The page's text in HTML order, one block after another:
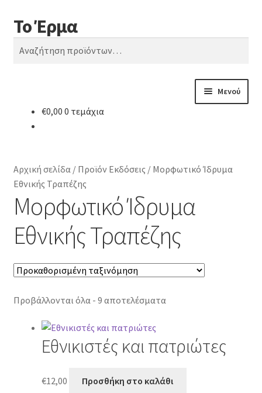
Απευθείας
μετάβαση
στην
Μετάβαση
σε
περιεχόμενο
Το Έρμα
Αναζήτηση
Αναζήτηση
Μενού
Κατηγορίες Βιβλίων
Συχνές Ερωτήσεις
Επικοινωνία
€0,00 0 τεμάχια
Αρχική σελίδα/ Προϊόν Εκδόσεις / Μορφωτικό Ίδρυμα
Εθνικής Τραπέζης
Μορφωτικό Ίδρυμα
Εθνικής Τραπέζης
Προβάλλονται όλα - 9 αποτελέσματα
Εθνικιστές και πατριώτες
€12,00 Προσθήκη στο καλάθι